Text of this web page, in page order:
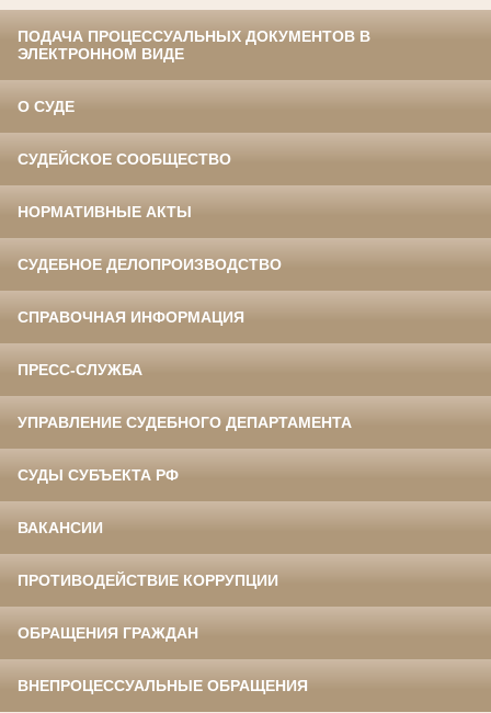
ПОДАЧА ПРОЦЕССУАЛЬНЫХ ДОКУМЕНТОВ В
ЭЛЕКТРОННОМ ВИДЕ
О СУДЕ
СУДЕЙСКОЕ СООБЩЕСТВО
НОРМАТИВНЫЕ АКТЫ
СУДЕБНОЕ ДЕЛОПРОИЗВОДСТВО
СПРАВОЧНАЯ ИНФОРМАЦИЯ
ПРЕСС-СЛУЖБА
УПРАВЛЕНИЕ СУДЕБНОГО ДЕПАРТАМЕНТА
СУДЫ СУБЪЕКТА РФ
ВАКАНСИИ
ПРОТИВОДЕЙСТВИЕ КОРРУПЦИИ
ОБРАЩЕНИЯ ГРАЖДАН
ВНЕПРОЦЕССУАЛЬНЫЕ ОБРАЩЕНИЯ